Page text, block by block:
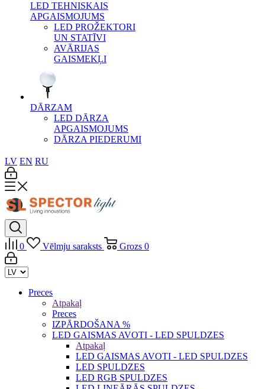
LED TEHNISKAIS
APGAISMOJUMS
LED PROŽEKTORI
UN STATĪVI
AVĀRIJAS
GAISMEKĻI
DĀRZAM
LED DĀRZA
APGAISMOJUMS
DĀRZA PIEDERUMI
LV EN RU
0 Vēlmju saraksts Grozs 0
Preces
Atpakaļ
Preces
IZPĀRDOŠANA %
LED GAISMAS AVOTI - LED SPULDZES
Atpakaļ
LED GAISMAS AVOTI - LED SPULDZES
LED SPULDZES
LED RGB SPULDZES